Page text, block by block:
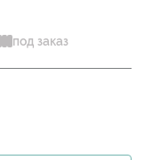
под заказ